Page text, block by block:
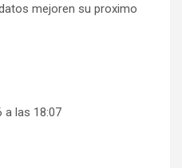
mejoren su proximo
a las 18:07